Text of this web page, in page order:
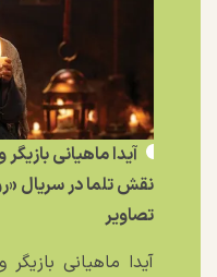
آیدا ماهیانی
نقش تلما در سریال
تصاویر
آیدا ماهیانی